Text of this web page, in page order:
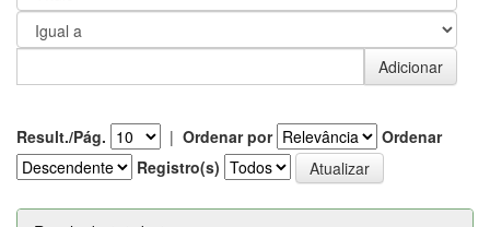
Result./Pág. | Ordenar por
Ordenar
Registro(s)